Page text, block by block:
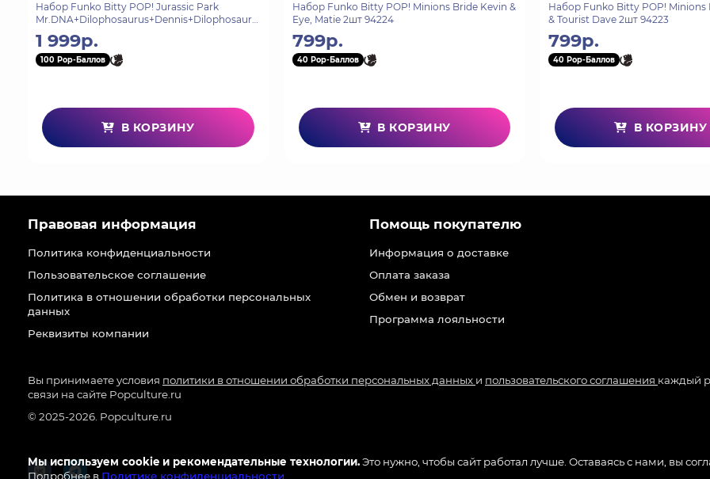
Набор Funko Bitty POP! Jurassic Park
Mr.DNA+Dilophosaurus+Dennis+Dilophosauru
1 999р.
100 Pop-Баллов
В КОРЗИНУ
Набор Funko Bitty POP! Minions Bride Kevin &
Eye, Matie 2шт 94224
799р.
40 Pop-Баллов
В КОРЗИНУ
Набор Funko Bitty POP! Minions
& Tourist Dave 2шт 94223
799р.
40 Pop-Баллов
В КОРЗИНУ
Мы используем cookie и рекомендательные технологии.Это нужно, чтобы сайт работал лучше. Оставаясь с нами, вы
Подробнее в Политике конфиденциальности
Правовая информация
Политика конфиденциальности
Пользовательское соглашение
Политика в отношении обработки персональных
данных
Реквизиты компании
Помощь покупателю
Информация о доставке
Оплата заказа
Обмен и возврат
Программа лояльности
Вы принимаете условия политики в отношении обработки персональных данных и пользовательского соглашения каждый
связи на сайте Popculture.ru
© 2025-2026. Popculture.ru